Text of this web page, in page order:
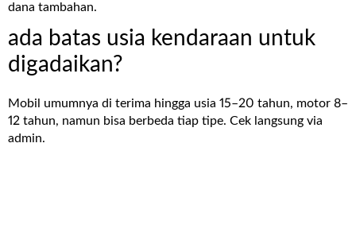
dana tambahan.
ada batas usia kendaraan untuk
digadaikan?
Mobil umumnya di terima hingga usia 15–20 tahun, motor 8–
12 tahun, namun bisa berbeda tiap tipe. Cek langsung via
admin.